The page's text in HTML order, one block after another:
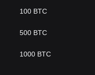
100 BTC
500 BTC
1000 BTC